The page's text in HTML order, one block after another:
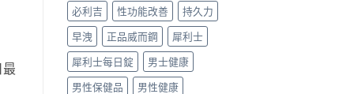
必利吉
性功能改善
持久力
早洩
正品威而鋼
犀利士
犀利士每日錠
男士健康
男性保健品
男性健康